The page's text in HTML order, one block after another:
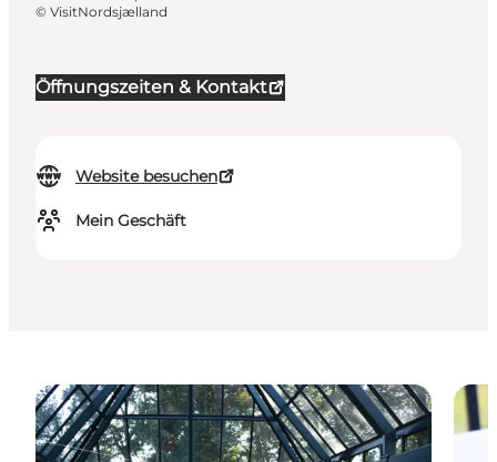
Öffnungszeiten & Kontakt
Website besuchen
Mein Geschäft
© VisitNordsjælland